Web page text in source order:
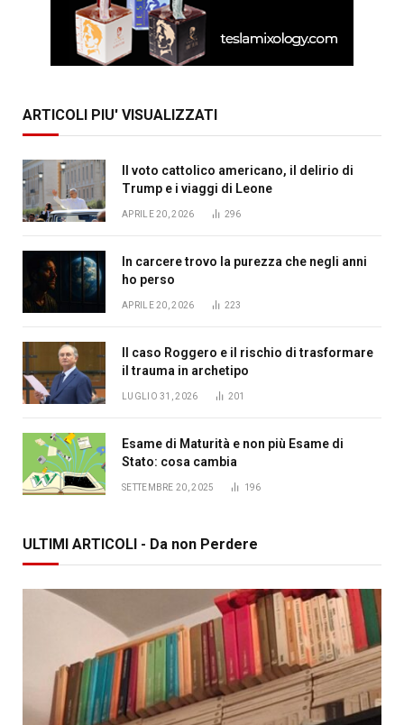
ARTICOLI PIU' VISUALIZZATI
Il voto cattolico americano, il delirio di
Trump e i viaggi di Leone
APRILE 20, 2026 296
In carcere trovo la purezza che negli anni
ho perso
APRILE 20, 2026 223
Il caso Roggero e il rischio di trasformare
il trauma in archetipo
LUGLIO 31, 2026 201
Esame di Maturità e non più Esame di
Stato: cosa cambia
SETTEMBRE 20, 2025 196
ULTIMI ARTICOLI - Da non Perdere